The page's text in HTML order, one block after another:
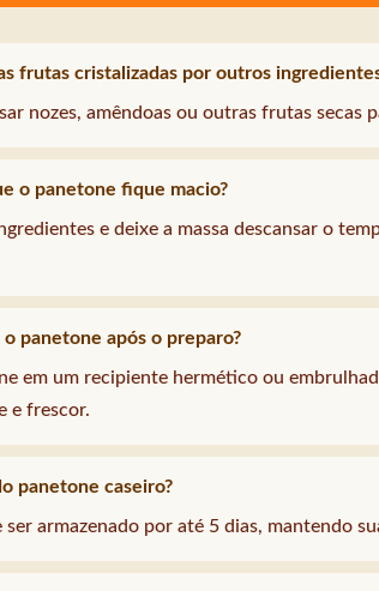
frutas cristalizadas por outros
nozes, amêndoas ou outras frutas secas
o panetone fique macio?
e deixe a massa descansar o
panetone após o preparo?
em um recipiente hermético ou
e frescor.
panetone caseiro?
armazenado por até 5 dias, mantendo